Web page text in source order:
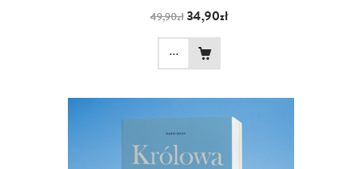
49,90zł34,90zł
...